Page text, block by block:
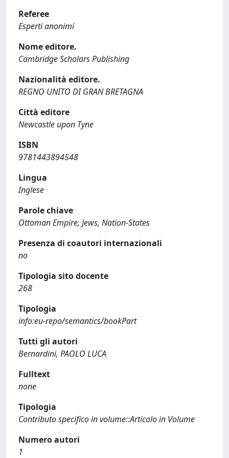
Referee
Esperti anonimi
Nome editore.
Cambridge Scholars Publishing
Nazionalità editore.
REGNO UNITO DI GRAN BRETAGNA
Città editore
Newcastle upon Tyne
ISBN
9781443894548
Lingua
Inglese
Parole chiave
Ottoman Empire, Jews, Nation-States
Presenza di coautori internazionali
no
Tipologia sito docente
268
Tipologia
info:eu-repo/semantics/bookPart
Tutti gli autori
Bernardini, PAOLO LUCA
Fulltext
none
Tipologia
Contributo specifico in volume::Articolo in Volume
Numero autori
1